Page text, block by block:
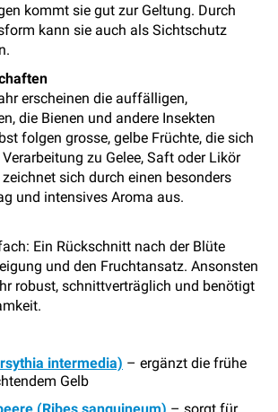
kommt sie gut zur Geltung. Durch
kann sie auch als Sichtschutz
erscheinen die auffälligen,
die Bienen und andere Insekten
folgen grosse, gelbe Früchte, die sich
zu Gelee, Saft oder Likör
sich durch einen besonders
und intensives Aroma aus.
Ein Rückschnitt nach der Blüte
und den Fruchtansatz. Ansonsten
robust, schnittverträglich und benötigt
intermedia) – ergänzt die frühe
Gelb